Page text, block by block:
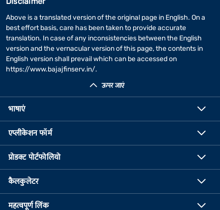
ऊपर जाएं
Above is a translated version of the original page in English. On a
best effort basis, care has been taken to provide accurate
translation. In case of any inconsistencies between the English
version and the vernacular version of this page, the contents in
English version shall prevail which can be accessed on
https://www.bajajfinserv.in/.
भाषाएं
एप्लीकेशन फॉर्म
प्रोडक्ट पोर्टफोलियो
कैलकुलेटर
महत्वपूर्ण लिंक